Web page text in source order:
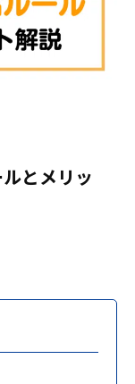
とメリッ